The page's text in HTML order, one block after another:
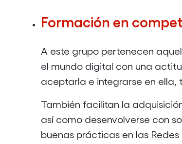
Formación en
A este grupo pertenecen
el mundo digital con una
aceptarla e integrarse en ella,
También facilitan la
así como desenvolverse con
buenas prácticas en las Redes